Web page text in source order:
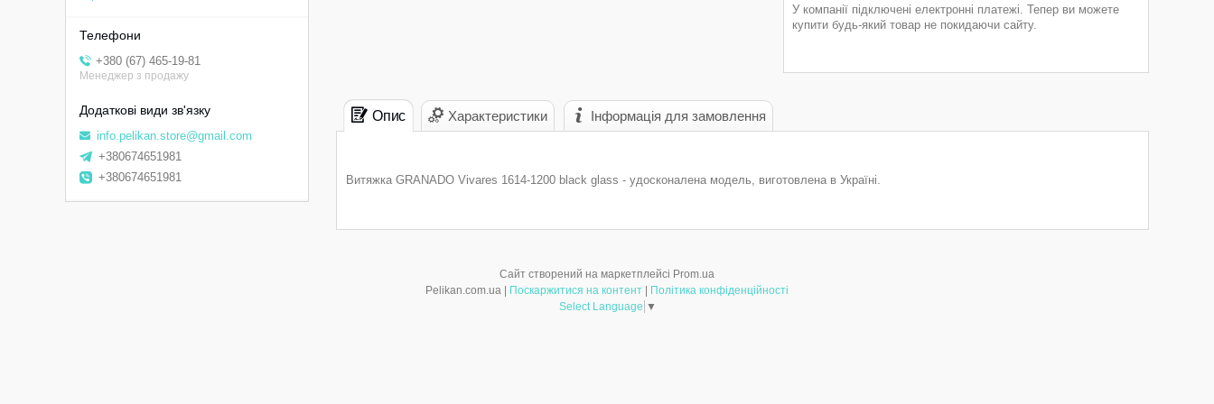
У компанії підключені електронні платежі. Тепер ви можете
купити будь-який товар не покидаючи сайту.
Опис Характеристики Інформація для замовлення
Витяжка GRANADO Vivares 1614-1200 black glass - удосконалена модель, виготовлена в Україні.
+380 (67) 465-19-81
Менеджер з продажу
info.pelikan.store@gmail.com
+380674651981
+380674651981
Сайт створений на маркетплейсі Prom.ua
Pelikan.com.ua | Поскаржитися на контент | Політика конфіденційності
Select Language ▼